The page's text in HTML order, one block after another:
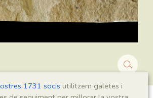
1731 socis utilitzem galetes i